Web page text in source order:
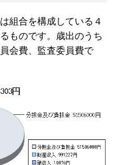
組合を構成している４
ものです。歳出のうち
会費、監査委員費で